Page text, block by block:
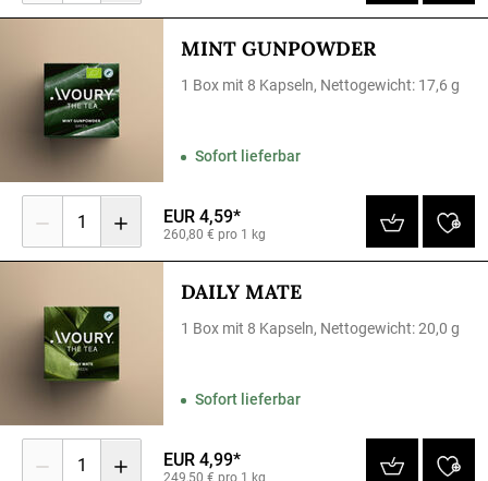
MINT GUNPOWDER
1 Box mit 8 Kapseln, Nettogewicht: 17,6 g
Sofort lieferbar
1 EUR 4,59*
260,80 € pro 1 kg
DAILY MATE
1 Box mit 8 Kapseln, Nettogewicht: 20,0 g
Sofort lieferbar
1 EUR 4,99*
249,50 € pro 1 kg